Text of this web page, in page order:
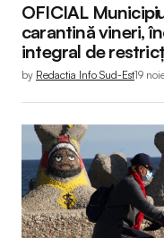
OFICIAL
carantină vineri,
integral de
by Redactia Info Sud-Est19